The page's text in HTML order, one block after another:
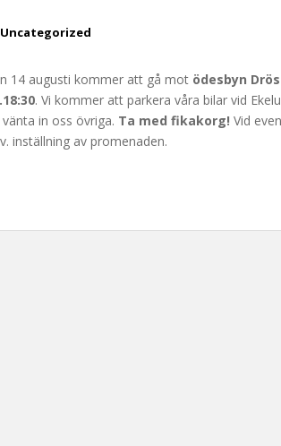
Uncategorized
14 augusti kommer att gå mot ödesbyn
. Vi kommer att parkera våra bilar vid
in oss övriga. Ta med fikakorg! Vid
inställning av promenaden.